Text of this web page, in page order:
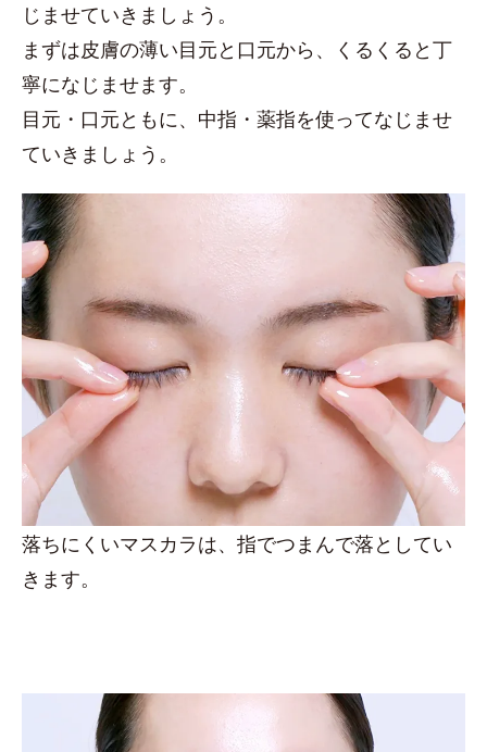
じませていきましょう。
まずは皮膚の薄い目元と口元から、くるくると丁
寧になじませます。
目元・口元ともに、中指・薬指を使ってなじませ
ていきましょう。
落ちにくいマスカラは、指でつまんで落としてい
きます。